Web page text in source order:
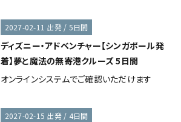
2027-02-11 出発 / 5日間
ディズニー・アドベンチャー【シンガポール発
着】夢と魔法の無寄港クルーズ 5日間
オンラインシステムでご確認いただけます
2027-02-15 出発 / 4日間